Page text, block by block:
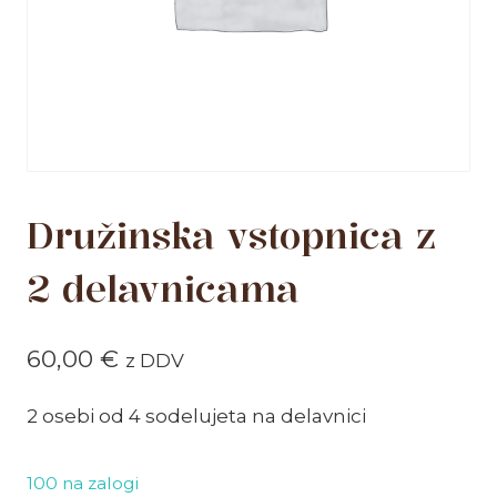
Družinska vstopnica z
2 delavnicama
60,00 € z DDV
2 osebi od 4 sodelujeta na delavnici
100 na zalogi